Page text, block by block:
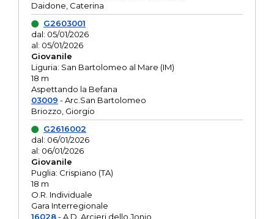
Daidone, Caterina
G2603001
dal: 05/01/2026
al: 05/01/2026
Giovanile
Liguria: San Bartolomeo al Mare (IM)
18 m
Aspettando la Befana
03009 - Arc.San Bartolomeo
Briozzo, Giorgio
G2616002
dal: 06/01/2026
al: 06/01/2026
Giovanile
Puglia: Crispiano (TA)
18 m
O.R. Individuale
Gara Interregionale
16028- A.D. Arcieri dello Jonio